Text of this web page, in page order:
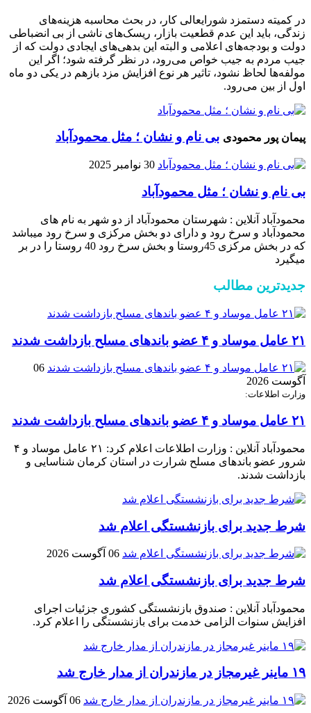
در کمیته دستمزد شورایعالی کار، در بحث محاسبه هزینه‌های
زندگی، باید این عدم قطعیت بازار، ریسک‌های ناشی از بی انضباطی
دولت و بودجه‌های اعلامی و البته این بدهی‌های ایجادی دولت که از
جیب مردم به جیب خواص می‌رود، در نظر گرفته شود؛ اگر این
مولفه‌ها لحاظ نشود، تاثیر هر نوع افزایش مزد بازهم در یکی دو ماه
اول از بین می‌رود.
پیمان پور محمودی بی نام و نشان ؛ مثل محمودآباد
30 نوامبر 2025
بی نام و نشان ؛ مثل محمودآباد
محمودآباد آنلاین : شهرستان محمودآباد از دو شهر به نام های
محمودآباد و ‌سرخ رود و دارای دو بخش مرکزی و سرخ رود میباشد
که در بخش مرکزی 45روستا و بخش سرخ رود 40 روستا را در بر
میگیرد
جدیدترین مطالب
۲۱ عامل موساد و ۴ عضو باند‌های مسلح بازداشت شدند
06
آگوست 2026
وزارت اطلاعات:
۲۱ عامل موساد و ۴ عضو باند‌های مسلح بازداشت شدند
محمودآباد آنلاین : وزارت اطلاعات اعلام کرد: ۲۱ عامل موساد و ۴
شرور عضو باند‌های مسلح شرارت در استان کرمان شناسایی و
بازداشت شدند.
شرط جدید برای بازنشستگی اعلام شد
06 آگوست 2026
شرط جدید برای بازنشستگی اعلام شد
محمودآباد آنلاین : صندوق بازنشستگی کشوری جزئیات اجرای
افزایش سنوات الزامی خدمت برای بازنشستگی را اعلام کرد.
۱۹ ماینر غیرمجاز در مازندران از مدار خارج شد
06 آگوست 2026